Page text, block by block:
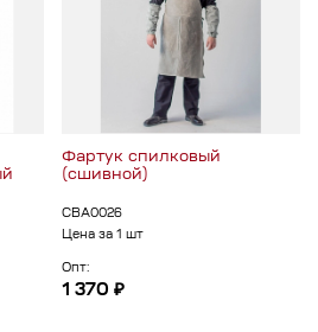
Фартук спилковый
(сшивной)
СВА0026
Цена за 1 шт
Опт:
1 370 ₽